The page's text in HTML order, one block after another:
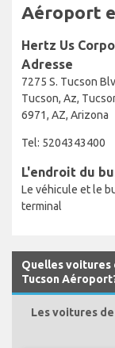
Aéroport
Hertz Us
Adresse
7275 S. Tucson
Tucson, Az,
6971, AZ, Arizona
Tel: 5204343400
L'endroit du
Le véhicule et le
terminal
Quelles voitures
Tucson
Les voitures